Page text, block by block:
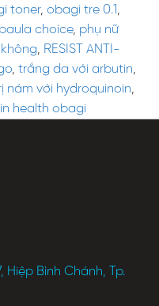
toner, obagi tre 0.1,
paula choice, phụ nữ
, RESIST ANTI-
, trắng da với arbutin,
nám với hydroquinoin,
health obagi
Hiệp Bình Chánh, Tp.